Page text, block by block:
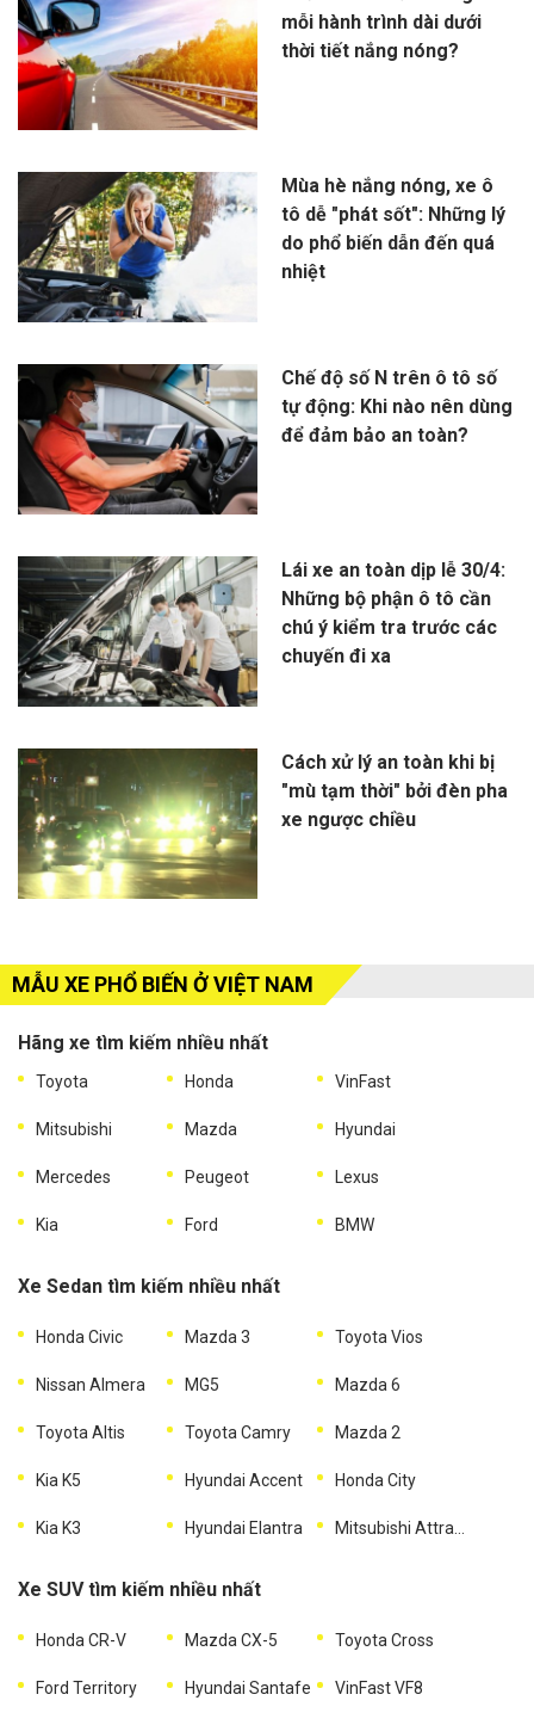
mỗi hành trình dài dưới
thời tiết nắng nóng?
Mùa hè nắng nóng, xe ô
tô dễ "phát sốt": Những lý
do phổ biến dẫn đến quá
nhiệt
Chế độ số N trên ô tô số
tự động: Khi nào nên dùng
để đảm bảo an toàn?
Lái xe an toàn dịp lễ 30/4:
Những bộ phận ô tô cần
chú ý kiểm tra trước các
chuyến đi xa
Cách xử lý an toàn khi bị
"mù tạm thời" bởi đèn pha
xe ngược chiều
MẪU XE PHỔ BIẾN Ở VIỆT NAM
Hãng xe tìm kiếm nhiều nhất
Toyota Honda VinFast
Mitsubishi Mazda Hyundai
Mercedes Peugeot Lexus
Kia Ford BMW
Xe Sedan tìm kiếm nhiều nhất
Honda Civic Mazda 3 Toyota Vios
Nissan Almera MG5 Mazda 6
Toyota Altis Toyota Camry Mazda 2
Kia K5 Hyundai Accent Honda City
Kia K3 Hyundai Elantra
Xe SUV tìm kiếm nhiều nhất
Honda CR-V Mazda CX-5 Toyota Cross
Ford Territory Hyundai Santafe VinFast VF8